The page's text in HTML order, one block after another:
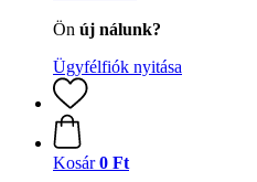
Ön új nálunk?
Ügyfélfiók nyitása
Kosár 0 Ft